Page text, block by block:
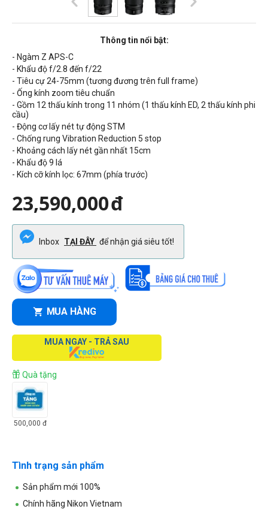
Thông tin nổi bật:
- Ngàm Z APS-C
- Khẩu độ f/2.8 đến f/22
- Tiêu cự24-75mm (tương đương trên full frame)
- Ống kính zoom tiêu chuẩn
- Gồm 12 thấu kính trong 11 nhóm (1 thấu kính ED, 2 thấu kính phi
cầu)
- Động cơ lấy nét tự động STM
- Chống rung Vibration Reduction 5 stop
- Khoảng cách lấy nét gần nhất 15cm
- Khẩu độ 9 lá
- Kích cỡ kính lọc: 67mm (phía trước)
23,590,000đ
Inbox TẠI ĐÂY để nhận giá siêu tốt!
MUA HÀNG
MUA NGAY - TRẢ SAU
Quà tặng
500,000 đ
Tình trạng sản phẩm
Sản phẩm mới 100%
Chính hãng Nikon Vietnam